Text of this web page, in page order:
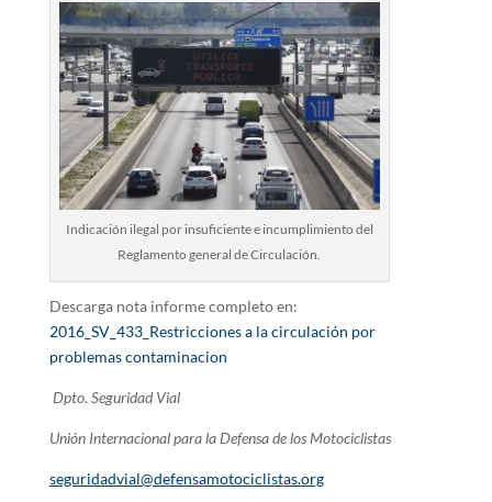
Indicación ilegal por insuficiente e incumplimiento del
Reglamento general de Circulación.
Descarga nota informe completo en:
2016_SV_433_Restricciones a la circulación por
problemas contaminacion
Dpto. Seguridad Vial
Unión Internacional para la Defensa de los Motociclistas
seguridadvial@defensamotociclistas.org